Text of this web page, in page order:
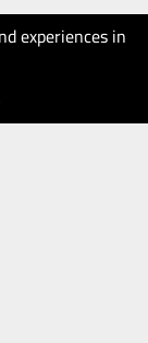
experiences in